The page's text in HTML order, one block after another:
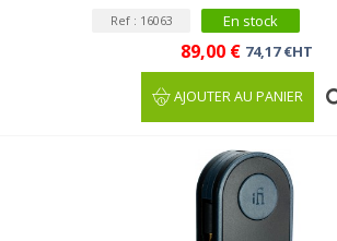
Ref : 16063 En stock
89,00 € 74,17 €HT
AJOUTER AU PANIER